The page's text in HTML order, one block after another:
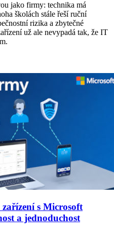
jako firmy: technika má
školách stále řeší ruční
rizika a zbytečné
už ale nevypadá tak, že IT
s Microsoft
a jednoduchost